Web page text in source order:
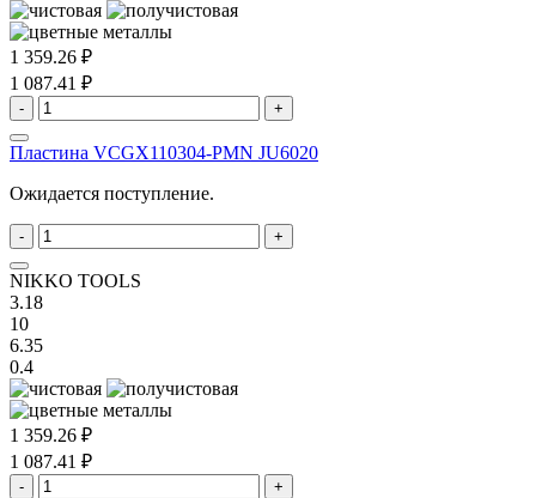
1 359.26 ₽
1 087.41 ₽
- +
Пластина VCGX110304-PMN JU6020
Ожидается поступление.
- +
NIKKO TOOLS
3.18
10
6.35
0.4
1 359.26 ₽
1 087.41 ₽
- +